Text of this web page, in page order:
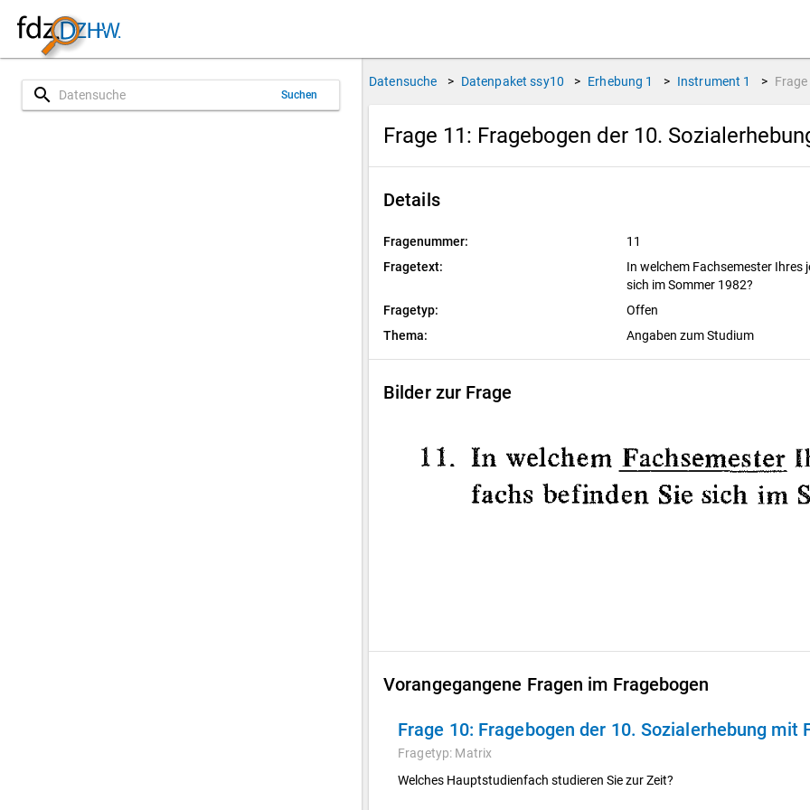
search Suchen
Datensuche > Datenpaket ssy10 > Erhebung 1 > Instrument 1 > Frage
Frage 11: Fragebogen der 10.
Details
Fragenummer:
11
Fragetext:
In welchem Fachsemester
sich im Sommer 1982?
Fragetyp:
Offen
Thema:
Angaben zum Studium
Bilder zur Frage
Vorangegangene Fragen im Fragebogen
Frage 10: Fragebogen der 10. Sozialerhebung mit
Fragetyp: Matrix
Welches Hauptstudienfach studieren Sie zur Zeit?